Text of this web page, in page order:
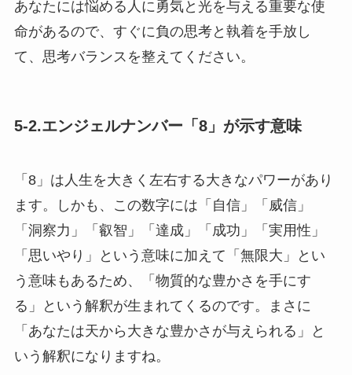
あなたには悩める人に勇気と光を与える重要な使
命があるので、すぐに負の思考と執着を手放し
て、思考バランスを整えてください。
5-2.エンジェルナンバー「8」が示す意味
「8」は人生を大きく左右する大きなパワーがあり
ます。しかも、この数字には「自信」「威信」
「洞察力」「叡智」「達成」「成功」「実用性」
「思いやり」という意味に加えて「無限大」とい
う意味もあるため、「物質的な豊かさを手にす
る」という解釈が生まれてくるのです。まさに
「あなたは天から大きな豊かさが与えられる」と
いう解釈になりますね。